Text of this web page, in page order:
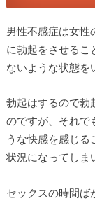
男性不感症は女性
に勃起をさせるこ
ないような状態を
勃起はするので勃
のですが、それで
うな快感を感じる
状況になってしま
セックスの時間ば